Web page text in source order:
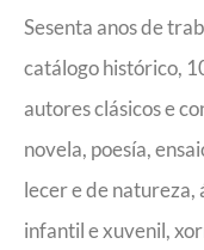
Sesenta anos de
catálogo histórico,
autores clásicos e
novela, poesía,
lecer e de
infantil e xuvenil,